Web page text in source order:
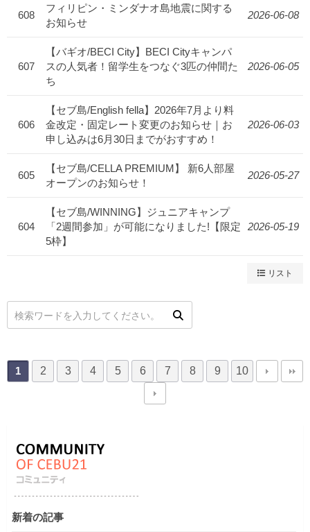
608
フィリピン・ミンダナオ島地震に関する
お知らせ
2026-06-08
607
【バギオ/BECI City】BECI Cityキャンパ
スの人気者！留学生をつなぐ3匹の仲間た
ち
2026-06-05
606
【セブ島/English fella】2026年7月より料
金改定・固定レート変更のお知らせ｜お
申し込みは6月30日までがおすすめ！
2026-06-03
605
【セブ島/CELLA PREMIUM】 新6人部屋
オープンのお知らせ！
2026-05-27
604
【セブ島/WINNING】ジュニアキャンプ
「2週間参加」が可能になりました!【限定
5枠】
2026-05-19
リスト
1 2 3 4 5 6 7 8 9 10
新着の記事